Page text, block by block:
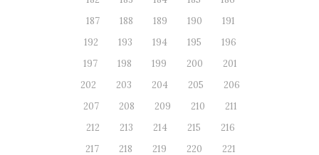
187
188 189 190
191
192
193 194 195
196
197
198 199 200
201
202
203 204 205
206
207
208 209 210
211
212
213 214 215
216
217
218 219 220
221